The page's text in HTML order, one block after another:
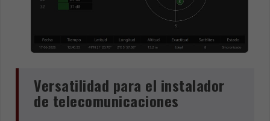
Versatilidad para el instalador
de telecomunicaciones